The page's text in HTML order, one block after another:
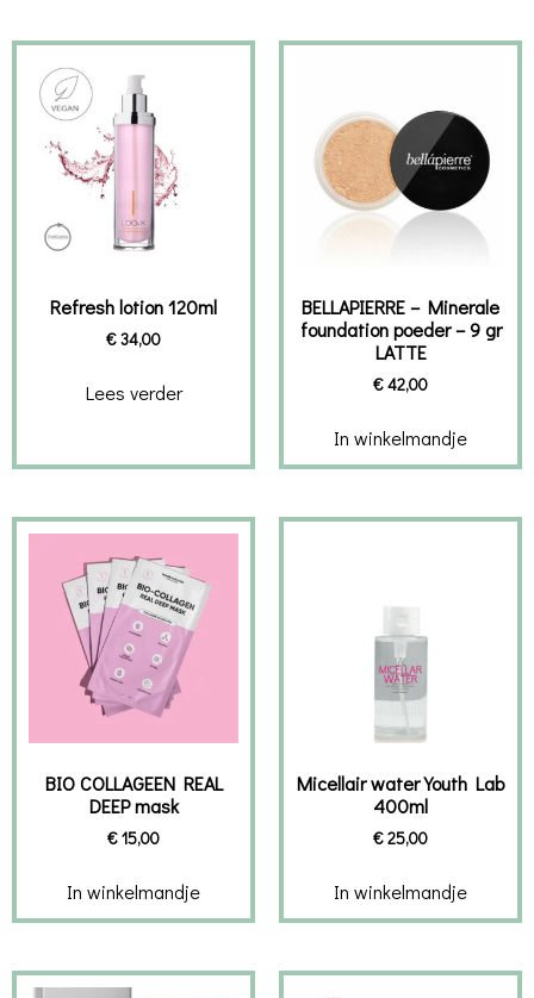
Refresh lotion 120ml
€34,00
Lees verder
BELLAPIERRE – Minerale
foundation poeder – 9 gr
LATTE
€42,00
In winkelmandje
BIO COLLAGEEN REAL
DEEP mask
€15,00
In winkelmandje
Micellair water Youth Lab
400ml
€25,00
In winkelmandje